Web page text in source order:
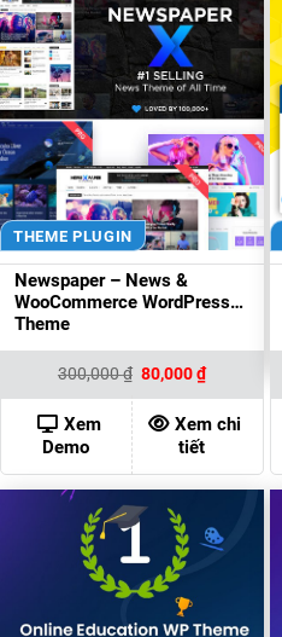
THEME PLUGIN
Newspaper – News &
WooCommerce WordPress
Theme
300,000₫ Giá
gốc
là:
300,000 ₫.
80,000₫Giá
hiện
tại
là:
80,000 ₫.
Xem
Demo
Xem chi
tiết